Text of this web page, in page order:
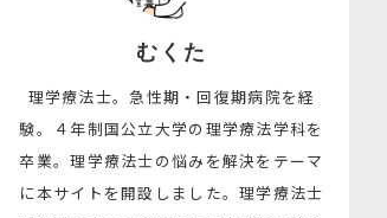
むくた
理学療法士。急性期・回復期病院を経
験。４年制国公立大学の理学療法学科を
卒業。理学療法士の悩みを解決をテーマ
に本サイトを開設しました。理学療法士